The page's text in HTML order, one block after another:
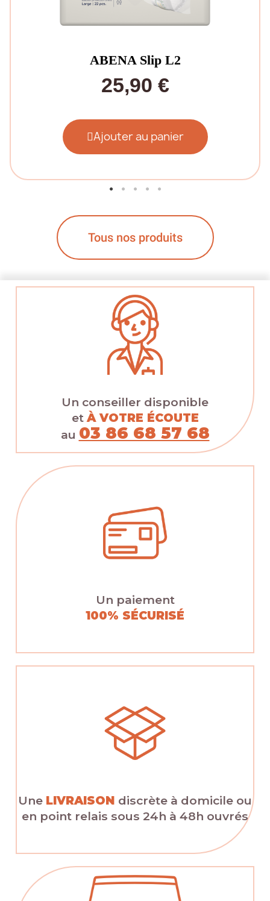
ABENA Slip L2
25,90 €
Ajouter au panier
Tous nos produits
Un conseiller disponible
et À VOTRE ÉCOUTE
au 03 86 68 57 68
Un paiement
100% SÉCURISÉ
Une LIVRAISON discrète à domicile ou
en point relais sous 24h à 48h ouvrés